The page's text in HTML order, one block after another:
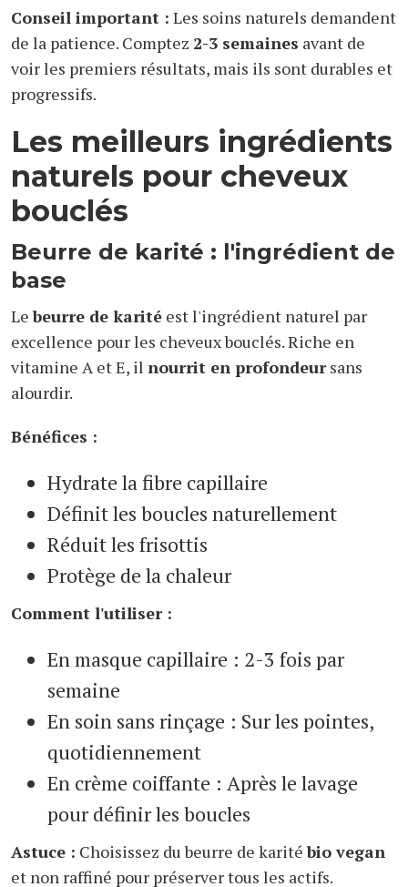
Conseil important : Les soins naturels demandent
de la patience. Comptez 2-3 semaines avant de
voir les premiers résultats, mais ils sont durables et
progressifs.
Les meilleurs ingrédients
naturels pour cheveux
bouclés
Beurre de karité : l'ingrédient de
base
Lebeurre de karité est l'ingrédient naturel par
excellence pour les cheveux bouclés. Riche en
vitamine A et E, il nourrit en profondeursans
alourdir.
Bénéfices :
Hydrate la fibre capillaire
Définit les boucles naturellement
Réduit les frisottis
Protège de la chaleur
Comment l'utiliser :
En masque capillaire : 2-3 fois par
semaine
En soin sans rinçage : Sur les pointes,
quotidiennement
En crème coiffante : Après le lavage
pour définir les boucles
Astuce : Choisissez du beurre de karitébio vegan
et non raffiné pour préserver tous les actifs.